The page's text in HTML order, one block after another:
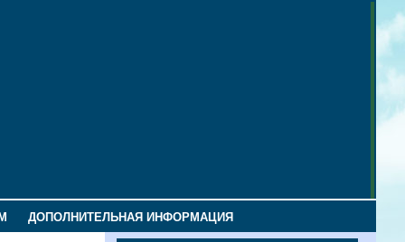
ДОПОЛНИТЕЛЬНАЯ ИНФОРМАЦИЯ